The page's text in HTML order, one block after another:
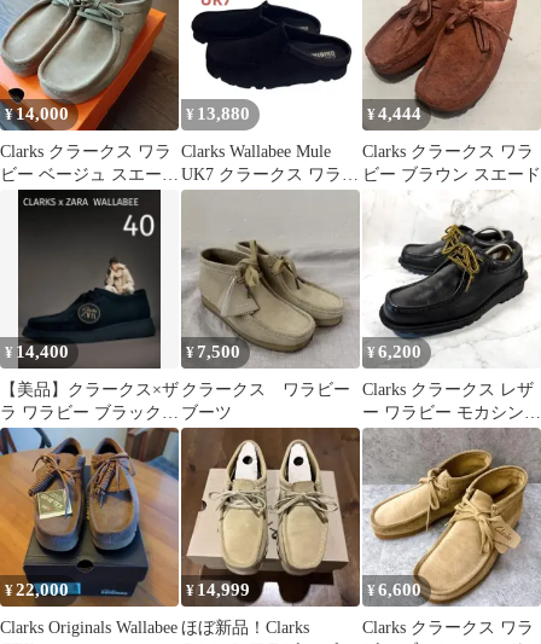
¥14,000
Clarks クラークス ワラ
ビー ベージュ スエー
ド 26cm
¥ 13,880
Clarks Wallabee Mule
UK7 クラークス ワラビ
ーミュール
¥4,444
Clarks クラークス ワラ
ビー ブラウン スエード
¥ 14,400
【美品】クラークス×ザ
ラ ワラビー ブラック
40
¥7,500
クラークス ワラビー
ブーツ
¥6,200
Clarks クラークス レザ
ー ワラビー モカシン
デッキシューズ ブラッ
ク
¥22,000
Clarks Originals Wallabee
¥ 14,999
ほぼ新品！Clarks
¥6,600
Clarks クラークス ワラ